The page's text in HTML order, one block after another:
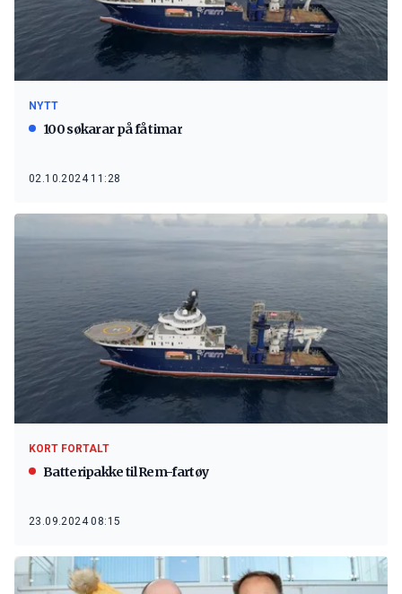
NYTT
100 søkarar på få timar
02.10.2024 11:28
KORT FORTALT
Batteripakke til Rem-fartøy
23.09.2024 08:15